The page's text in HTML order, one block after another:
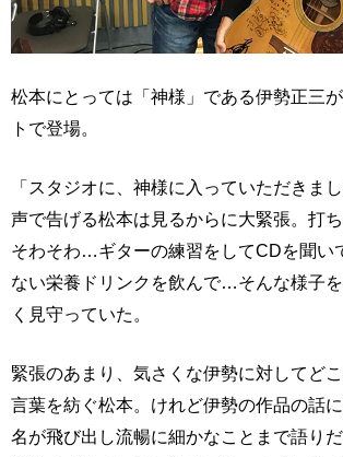
松本にとっては「神様」である伊勢正三
トで登場。
「スタジオに、神様に入っていただきま
声で告げる松本は見るからに大緊張。打
そわそわ…ギターの練習をしてCDを聞い
ない栄養ドリンクを飲んで…そんな様子
く見守っていた。
緊張のあまり、気さくな伊勢に対してど
言葉を紡ぐ松本。けれど伊勢の作品の話
名が飛び出し流暢に細かなことまで語り